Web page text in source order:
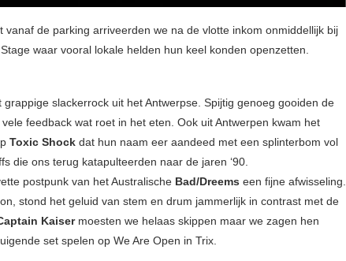
vanaf de parking arriveerden we na de vlotte inkom onmiddellijk bij
waar vooral lokale helden hun keel konden openzetten.
grappige slackerrock uit het Antwerpse. Spijtig genoeg gooiden de
feedback wat roet in het eten. Ook uit Antwerpen kwam het
Toxic Shock dat hun naam eer aandeed met een splinterbom vol
die ons terug katapulteerden naar de jaren ‘90.
postpunk van het Australische Bad/Dreems een fijne afwisseling.
stond het geluid van stem en drum jammerlijk in contrast met de
Kaisermoesten we helaas skippen maar we zagen hen
set spelen op We Are Open in Trix.